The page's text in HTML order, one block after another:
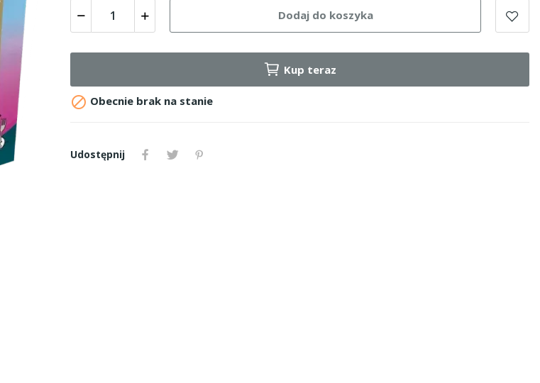
Dodaj do koszyka
Kup teraz
 Obecnie brak na stanie
Udostępnij